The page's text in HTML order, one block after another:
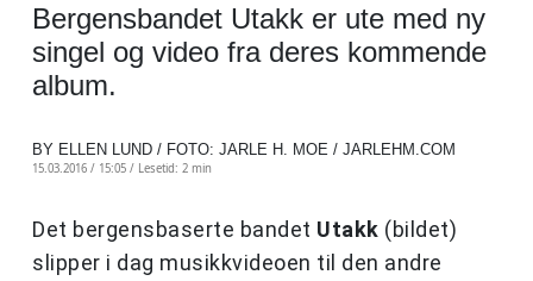
Bergensbandet Utakk er ute med ny
singel og video fra deres kommende
album.
BY ELLEN LUND / FOTO: JARLE H. MOE / JARLEHM.COM
15.03.2016 / 15:05 / Lesetid: 2 min
Det bergensbaserte bandet Utakk (bildet)
slipper i dag musikkvideoen til den andre